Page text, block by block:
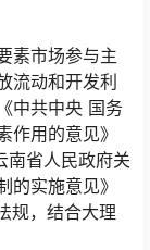
素市场参与主
流动和开发利
中共中央 国务
作用的意见》
南省人民政府关
的实施意见》
规，结合大理